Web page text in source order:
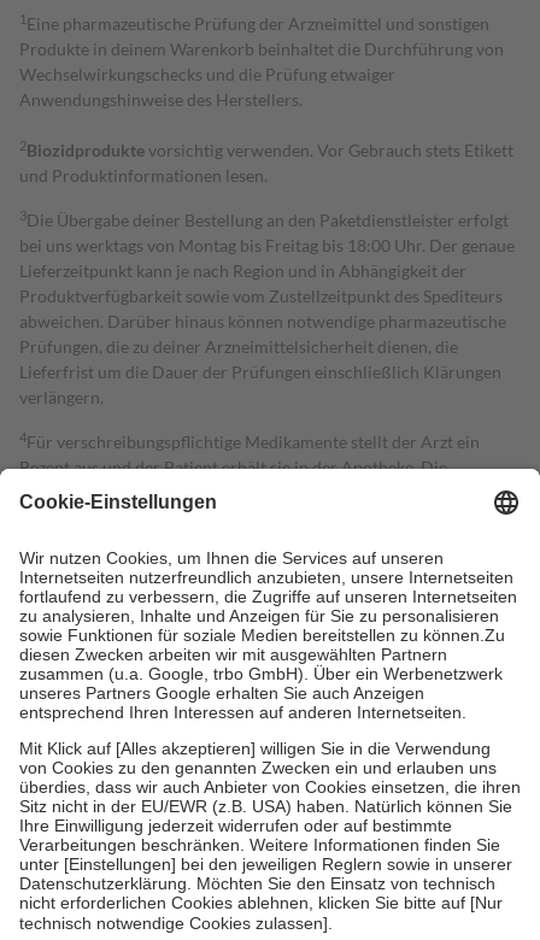
1 Eine pharmazeutische Prüfung der Arzneimittel und sonstigen
Produkte in deinem Warenkorb beinhaltet die Durchführung von
Wechselwirkungschecks und die Prüfung etwaiger
Anwendungshinweise des Herstellers.
2Biozidproduktevorsichtig verwenden. Vor Gebrauch stets Etikett
und Produktinformationen lesen.
3Die Übergabe deiner Bestellung an den Paketdienstleister erfolgt
bei uns werktags von Montag bis Freitag bis 18:00 Uhr. Der genaue
Lieferzeitpunkt kann je nach Region und in Abhängigkeit der
Produktverfügbarkeit sowie vom Zustellzeitpunkt des Spediteurs
abweichen. Darüber hinaus können notwendige pharmazeutische
Prüfungen, die zu deiner Arzneimittelsicherheit dienen, die
Lieferfrist um die Dauer der Prüfungen einschließlich Klärungen
verlängern.
4Für verschreibungspflichtige Medikamente stellt der Arzt ein
Rezept aus und der Patient erhält sie in der Apotheke. Die
gesetzliche Krankenversicherung übernimmt in der Regel die
Kosten dafür, der Versicherte trägt einen Teil davon als Zuzahlung
Grundsätzlich leisten Mitglieder Zuzahlungen in Höhe von zehn
Prozent des Abgabepreises,mindestens jedochfünf Euround
höchstens zehn Euro.Es sind jedoch nie mehr als die tatsächlichen
Kosten der Leistung zu entrichten.
Diese Regeln gelten grundsätzlich auch für Online-Apotheken.
Bei Heilmitteln und häuslicher Krankenpflege beträgt die
Zuzahlung zehn Prozent der Kosten sowie zehn Euro je
Verordnung.
Um das Engagement der Versicherten für ihre eigene Gesundheit zu
stärken und die besondere Stellung der Familie zu unterstützen,
fallenkeine Zuzahlungenan bei:
• Kindern und Jugendlichen bis zum vollendeten 18. Lebensjahr
mit Ausnahme der Fahrkosten
• Untersuchungen zur Vorsorge und Früherkennung, die von der
GKV getragen werden